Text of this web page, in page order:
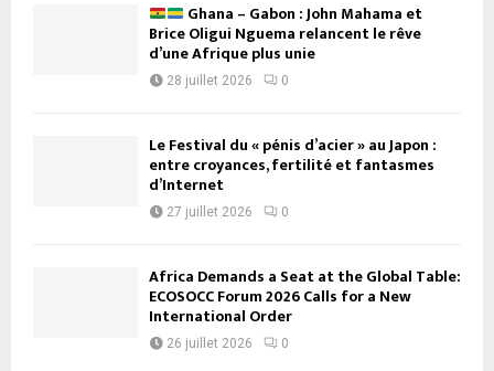
Ghana – Gabon : John Mahama et
Brice Oligui Nguema relancent le rêve
d’une Afrique plus unie
28 juillet 2026 0
Le Festival du « pénis d’acier » au Japon :
entre croyances, fertilité et fantasmes
d’Internet
27 juillet 2026 0
Africa Demands a Seat at the Global Table:
ECOSOCC Forum 2026 Calls for a New
International Order
26 juillet 2026 0